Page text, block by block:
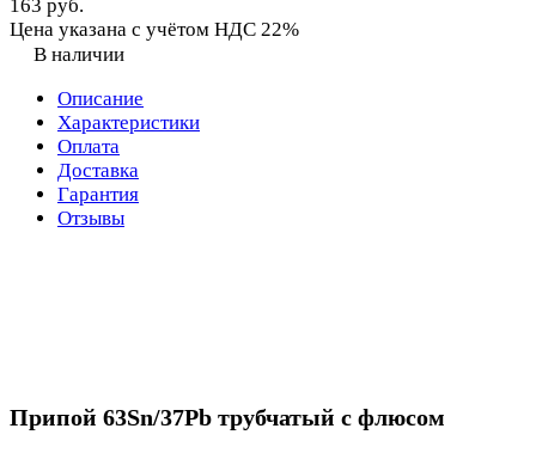
163 руб.
Цена указана с учётом НДС 22%
В наличии
Описание
Характеристики
Оплата
Доставка
Гарантия
Отзывы
Припой 63Sn/37Pb трубчатый с флюсом